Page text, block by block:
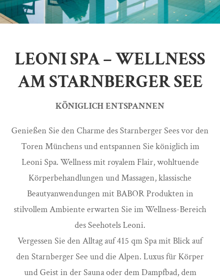
LEONI SPA – WELLNESS
AM STARNBERGER SEE
KÖNIGLICH ENTSPANNEN
Genießen Sie den Charme des Starnberger Sees vor den
Toren Münchens und entspannen Sie königlich im
Leoni Spa. Wellness mit royalem Flair, wohltuende
Körperbehandlungen und Massagen, klassische
Beautyanwendungen mit BABOR Produkten in
stilvollem Ambiente erwarten Sie im Wellness-Bereich
des Seehotels Leoni.
Vergessen Sie den Alltag auf 415 qm Spa mit Blick auf
den Starnberger See und die Alpen. Luxus für Körper
und Geist in der Sauna oder dem Dampfbad, dem